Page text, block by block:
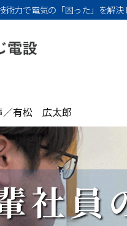
力で電気の「困った」を解決
／有松 広太郎
社